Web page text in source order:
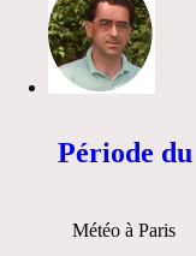
Période
Météo à Paris